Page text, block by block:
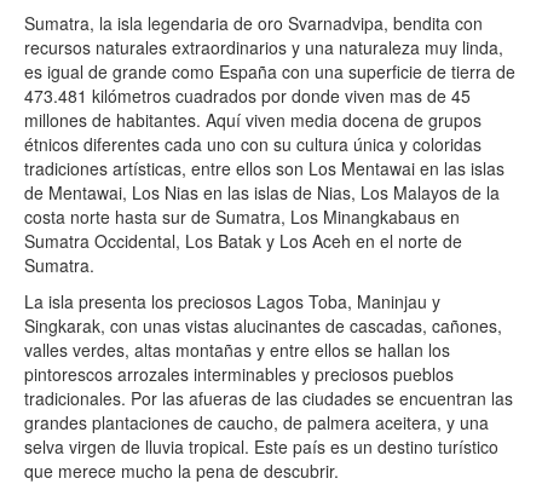
Sumatra, la isla legendaria de oro Svarnadvipa, bendita con
recursos naturales extraordinarios y una naturaleza muy linda,
es igual de grande como España con una superficie de tierra de
473.481 kilómetros cuadrados por donde viven mas de 45
millones de habitantes. Aquí viven media docena de grupos
étnicos diferentes cada uno con su cultura única y coloridas
tradiciones artísticas, entre ellos son Los Mentawai en las islas
de Mentawai, Los Nias en las islas de Nias, Los Malayos de la
costa norte hasta sur de Sumatra, Los Minangkabaus en
Sumatra Occidental, Los Batak y Los Aceh en el norte de
Sumatra.
La isla presenta los preciosos Lagos Toba, Maninjau y
Singkarak, con unas vistas alucinantes de cascadas, cañones,
valles verdes, altas montañas y entre ellos se hallan los
pintorescos arrozales interminables y preciosos pueblos
tradicionales. Por las afueras de las ciudades se encuentran las
grandes plantaciones de caucho, de palmera aceitera, y una
selva virgen de lluvia tropical. Este país es un destino turístico
que merece mucho la pena de descubrir.